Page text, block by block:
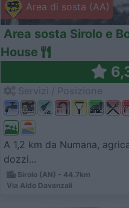
Area di sosta (AA)
Area sosta Sirolo e
House
A 1,2 km da Numana,
dozzi...
Sirolo (AN) - 44.7km
Via Aldo Davanzali